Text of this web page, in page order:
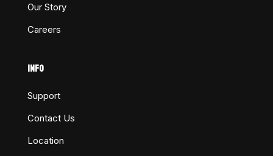
Our Story
Careers
INFO
Support
Contact Us
Location